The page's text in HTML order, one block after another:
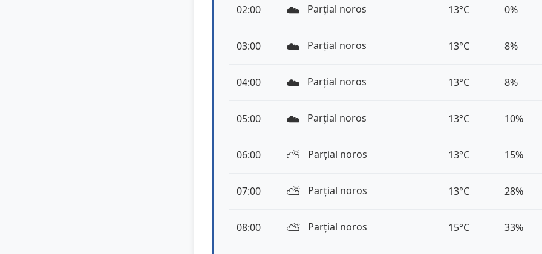
02:00 ☁️ Parțial noros 13°C 0%
03:00 ☁️ Parțial noros 13°C 8%
04:00 ☁️ Parțial noros 13°C 8%
05:00 ☁️ Parțial noros 13°C 10%
06:00 ⛅️ Parțial noros 13°C 15%
07:00 ⛅️ Parțial noros 13°C 28%
08:00 ⛅️ Parțial noros 15°C 33%